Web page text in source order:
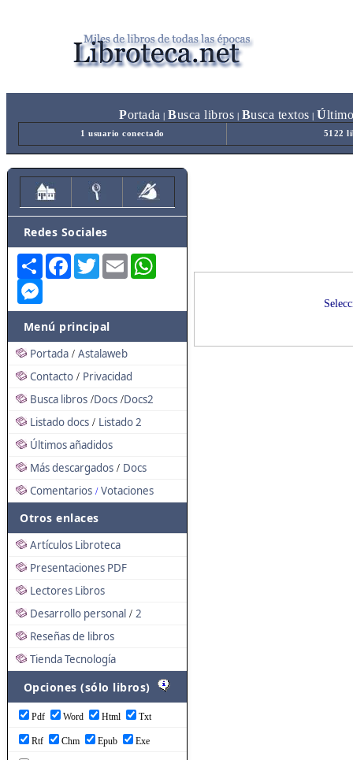
Portada Busca libros Busca textos Ú
1 usuario conectado 5122
Redes Sociales
Share FacebookTwitterEmail
Menú principal
Portada / Astalaweb
Contacto / Privacidad
Busca libros /Docs /Docs2
Listado docs / Listado 2
Últimos añadidos
Más descargados / Docs
Comentarios / Votaciones
Otros enlaces
Artículos Libroteca
Presentaciones PDF
Lectores Libros
Desarrollo personal / 2
Reseñas de libros
Tienda Tecnología
Opciones (sólo libros)
Pdf Word Html Txt
Rtf Chm Epub Exe